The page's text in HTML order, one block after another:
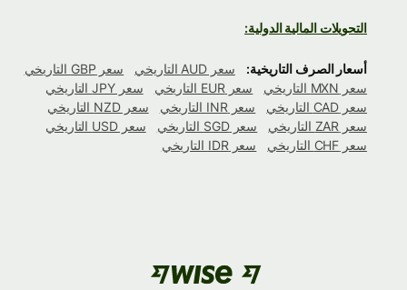
التحويلات المالية الدولية:
أسعار الصرف التاريخية: سعر AUD التاريخي
سعر GBP التاريخي
سعر MXN التاريخي
سعر EUR التاريخي
سعر JPY التاريخي
سعر CAD التاريخي
سعر INR التاريخي
سعر NZD التاريخي
سعر ZAR التاريخي
سعر SGD التاريخي
سعر USD التاريخي
سعر CHF التاريخي
سعر IDR التاريخي